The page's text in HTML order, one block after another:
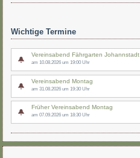
Wichtige Termine
Vereinsabend Fährgarten Johannstadt
am 10.08.2026 um 19:00 Uhr
Vereinsabend Montag
am 31.08.2026 um 19:30 Uhr
Früher Vereinsabend Montag
am 07.09.2026 um 18:30 Uhr